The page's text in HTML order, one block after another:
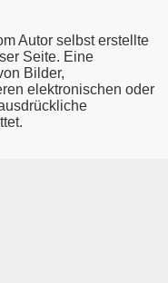
Autor selbst erstellte
Seite. Eine
Bilder,
elektronischen oder